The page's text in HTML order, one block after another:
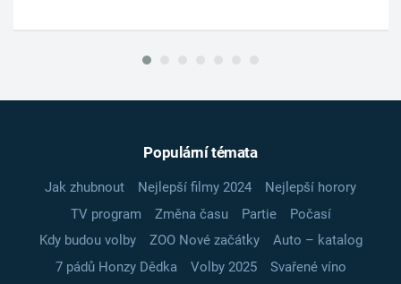
Populární témata
Jak zhubnout Nejlepší filmy 2024
Nejlepší horory
TV program
Změna času Partie
Počasí
Kdy budou volby
ZOO Nové začátky
Auto – katalog
7 pádů Honzy Dědka
Volby 2025
Svařené víno